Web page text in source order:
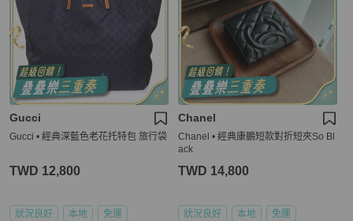
Gucci
Gucci • 經典深藍色老花托特包 旅行袋
TWD 12,800
狀況良好 本地 免運
Chanel
Chanel • 經典康鵬短款對折短夾So Bl
ack
TWD 14,800
狀況良好 本地 免運